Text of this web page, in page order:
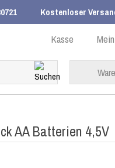
Kostenloser
Kasse
AA Batterien 4,5V